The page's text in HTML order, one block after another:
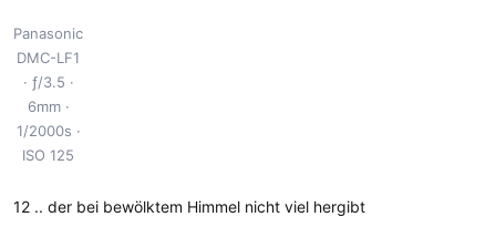
Panasonic
DMC-LF1
ƒ/3.5
6mm
1/2000s
ISO 125
12 .. der bei bewölktem Himmel nicht viel hergibt